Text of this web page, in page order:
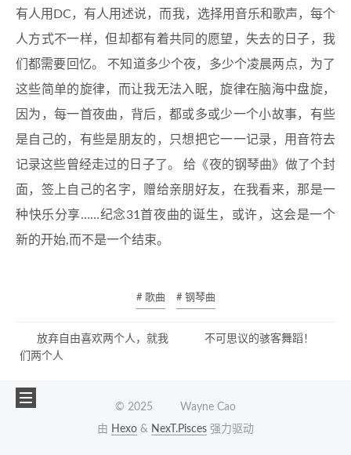
有人用DC，有人用述说，而我，选择用音乐和歌声，每个
人方式不一样，但却都有着共同的愿望，失去的日子，我
们都需要回忆。 不知道多少个夜，多少个凌晨两点，为了
这些简单的旋律，而让我无法入眠，旋律在脑海中盘旋，
因为，每一首夜曲，背后，都或多或少一个小故事，有些
是自己的，有些是朋友的，只想把它一一记录，用音符去
记录这些曾经走过的日子了。 给《夜的钢琴曲》做了个封
面，签上自己的名字，赠给亲朋好友，在我看来，那是一
种快乐分享……纪念31首夜曲的诞生，或许，这会是一个
新的开始,而不是一个结束。
# 歌曲 # 钢琴曲
放弃自由喜欢两个人，就我
们两个人
不可思议的骇客舞蹈！
© 2025
Wayne Cao
由 Hexo & NexT.Pisces 强力驱动